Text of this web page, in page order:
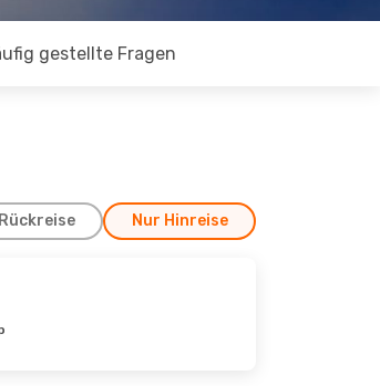
gestellte Fragen
Nur Hinreise